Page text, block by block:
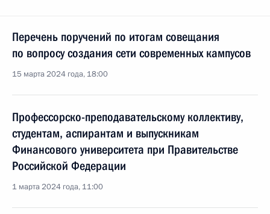
Перечень поручений по итогам совещания
по вопросу создания сети современных кампусов
15 марта 2024 года, 18:00
Профессорско-преподавательскому коллективу,
студентам, аспирантам и выпускникам
Финансового университета при Правительстве
Российской Федерации
1 марта 2024 года, 11:00